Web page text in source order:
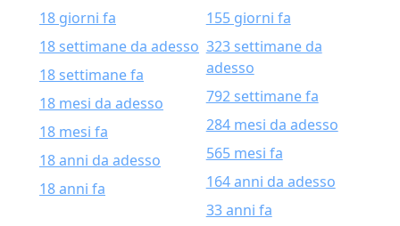
18 giorni fa
18 settimane da adesso
18 settimane fa
18 mesi da adesso
18 mesi fa
18 anni da adesso
18 anni fa
155 giorni fa
323 settimane da
adesso
792 settimane fa
284 mesi da adesso
565 mesi fa
164 anni da adesso
33 anni fa